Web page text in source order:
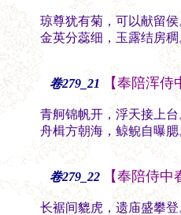
琼尊犹有菊，可以献留
金英分蕊细，玉露结房
卷279_21 【奉陪浑
青舸锦帆开，浮天接上
舟楫方朝海，鲸鲵自曝
卷279_22 【奉陪侍
长裾间貔虎，遗庙盛攀